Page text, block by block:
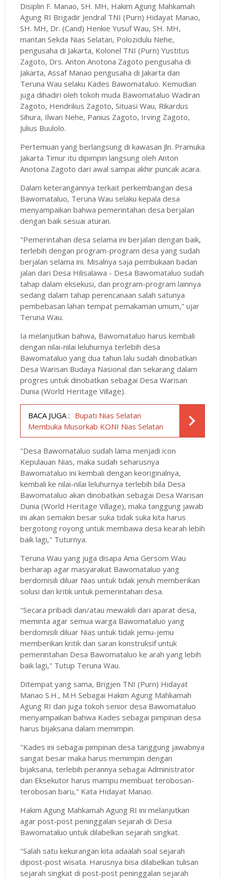
Disiplin F. Manao, SH. MH, Hakim Agung Mahkamah
Agung RI Brigadir Jendral TNI (Purn) Hidayat Manao,
SH. MH, Dr. (Cand) Henkie Yusuf Wau, SH. MH,
mantan Sekda Nias Selatan, Polozidulu Nehe,
pengusaha di Jakarta, Kolonel TNI (Purn) Yustitus
Zagoto, Drs. Anton Anotona Zagoto pengusaha di
Jakarta, Assaf Manao pengusaha di Jakarta dan
Teruna Wau selaku Kades Bawomataluo. Kemudian
juga dihadiri oleh tokoh muda Bawomataluo Wadiran
Zagoto, Hendrikus Zagoto, Situasi Wau, Rikardus
Sihura, Ilwan Nehe, Panius Zagoto, Irving Zagoto,
Julius Buulolo.
Pertemuan yang berlangsung di kawasan Jln. Pramuka
Jakarta Timur itu dipimpin langsung oleh Anton
Anotona Zagoto dari awal sampai akhir puncak acara.
Dalam keterangannya terkait perkembangan desa
Bawomataluo, Teruna Wau selaku kepala desa
menyampaikan bahwa pemerintahan desa berjalan
dengan baik sesuai aturan.
"Pemerintahan desa selama ini berjalan dengan baik,
terlebih dengan program-program desa yang sudah
berjalan selama ini. Misalnya saja pembukaan badan
jalan dari Desa Hilisalawa - Desa Bawomataluo sudah
tahap dalam eksekusi, dan program-program lainnya
sedang dalam tahap perencanaan salah satunya
pembebasan lahan tempat pemakaman umum," ujar
Teruna Wau.
Ia melanjutkan bahwa, Bawomataluo harus kembali
dengan nilai-nilai leluhurnya terlebih desa
Bawomataluo yang dua tahun lalu sudah dinobatkan
Desa Warisan Budaya Nasional dan sekarang dalam
progres untuk dinobatkan sebagai Desa Warisan
Dunia (World Heritage Village).
BACA JUGA : Bupati Nias Selatan
Membuka Musorkab KONI Nias Selatan
"Desa Bawomataluo sudah lama menjadi icon
Kepulauan Nias, maka sudah seharusnya
Bawomataluo ini kembali dengan keoriginalnya,
kembali ke nilai-nilai leluhurnya terlebih bila Desa
Bawomataluo akan dinobatkan sebagai Desa Warisan
Dunia (World Heritage Village), maka tanggung jawab
ini akan semakin besar suka tidak suka kita harus
bergotong royong untuk membawa desa kearah lebih
baik lagi," Tuturnya.
Teruna Wau yang juga disapa Ama Gersom Wau
berharap agar masyarakat Bawomataluo yang
berdomisili diluar Nias untuk tidak jenuh memberikan
solusi dan kritik untuk pemerintahan desa.
"Secara pribadi dan/atau mewakili dari aparat desa,
meminta agar semua warga Bawomataluo yang
berdomisili diluar Nias untuk tidak jemu-jemu
memberikan kritik dan saran konstruksif untuk
pemerintahan Desa Bawomataluo ke arah yang lebih
baik lagi," Tutup Teruna Wau.
Ditempat yang sama, Brigjen TNI (Purn) Hidayat
Manao S.H., M.H Sebagai Hakim Agung Mahkamah
Agung RI dan juga tokoh senior desa Bawomataluo
menyampaikan bahwa Kades sebagai pimpinan desa
harus bijaksana dalam memimpin.
"Kades ini sebagai pimpinan desa tanggung jawabnya
sangat besar maka harus memimpin dengan
bijaksana, terlebih perannya sebagai Administrator
dan Eksekutor harus mampu membuat terobosan-
terobosan baru," Kata Hidayat Manao.
Hakim Agung Mahkamah Agung RI ini melanjutkan
agar post-post peninggalan sejarah di Desa
Bawomataluo untuk dilabelkan sejarah singkat.
"Salah satu kekurangan kita adaalah soal sejarah
dipost-post wisata. Harusnya bisa dilabelkan tulisan
sejarah singkat di post-post peninggalan sejarah